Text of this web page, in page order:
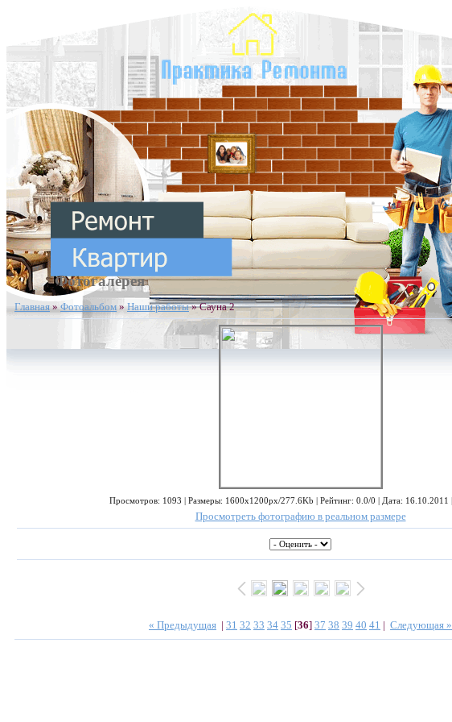
Фотогалерея
Главная»Фотоальбом »Наши работы» Сауна 2
Просмотров: 1093 | Размеры: 1600x1200px/277.6Kb | Рейтинг: 0.0/0 | Дата: 16.10.2011 |
Просмотреть фотографию в реальном размере
« Предыдущая | 31 32 33 34 35 [36] 37 38 39 40 41 | Следующая »